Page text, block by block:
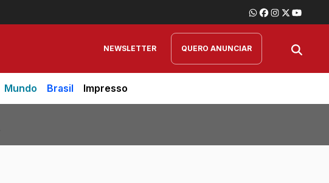
NEWSLETTER QUERO ANUNCIAR
Mundo Brasil Impresso